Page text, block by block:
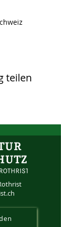
teilen